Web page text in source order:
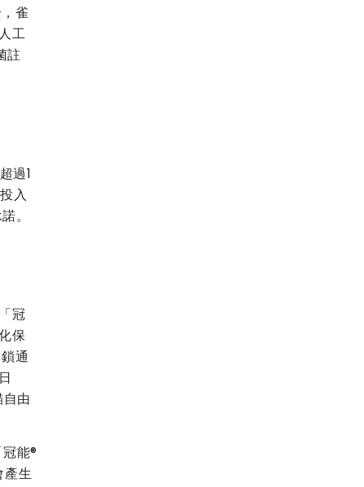
雀
工
註
過1
入
。
冠
保
通
由
能®
產生